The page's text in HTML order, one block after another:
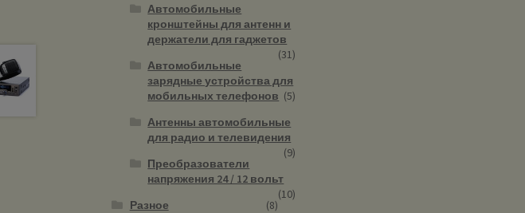
Автомобильные
кронштейны для антенн и
держатели для гаджетов
(31)
Автомобильные
зарядные устройства для
мобильных телефонов (5)
Антенны автомобильные
для радио и телевидения
(9)
Преобразователи
напряжения 24 / 12 вольт
(10)
Разное
(8)